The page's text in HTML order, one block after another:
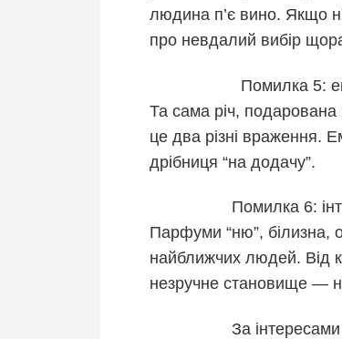
людина п’є вино. Якщо
про невдалий вибір
Помилка 5:
Та сама річ, подарована
це два різні враження.
дрібниця “на додачу”.
Помилка 6:
Парфуми “ню”, білизна,
найближчих людей. Від
незручне становище —
За